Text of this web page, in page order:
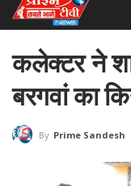
कलेक्टर ने
बरगवां का
By Prime Sandesh